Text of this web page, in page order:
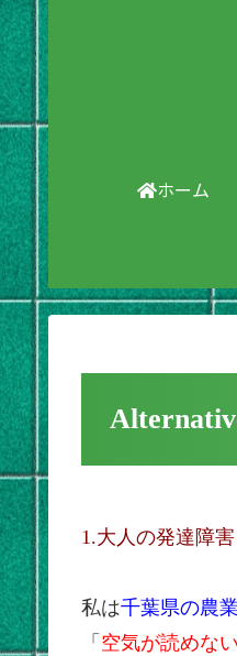
ホーム
1.大人の発達障
私は千葉県の農
「 空気が読めな